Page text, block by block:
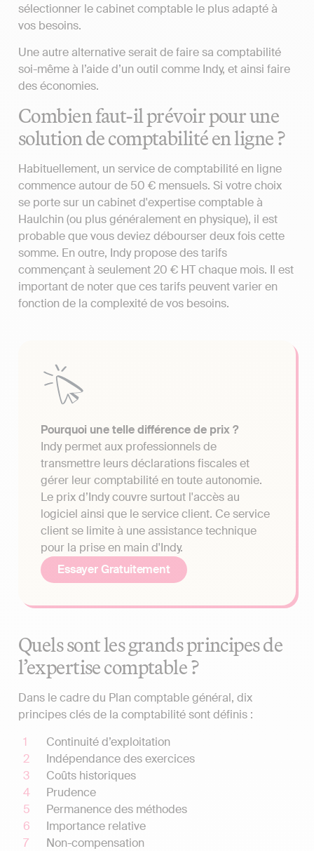
sélectionner le cabinet comptable le plus adapté à
vos besoins.
Une autre alternative serait de faire sa comptabilité
soi-même à l’aide d’un outil comme Indy, et ainsi faire
des économies.
Combien faut-il prévoir pour une
solution de comptabilité en ligne ?
Habituellement, un service de comptabilité en ligne
commence autour de 50 € mensuels. Si votre choix
se porte sur un cabinet d'expertise comptable à
Haulchin (ou plus généralement en physique), il est
probable que vous deviez débourser deux fois cette
somme. En outre, Indy propose des tarifs
commençant à seulement 20 € HT chaque mois. Il est
important de noter que ces tarifs peuvent varier en
fonction de la complexité de vos besoins.
Pourquoi une telle différence de prix ?
Indy permet aux professionnels de
transmettre leurs déclarations fiscales et
gérer leur comptabilité en toute autonomie.
Le prix d’Indy couvre surtout l'accès au
logiciel ainsi que le service client. Ce service
client se limite à une assistance technique
pour la prise en main d'Indy.
Essayer Gratuitement
Quels sont les grands principes de
l’expertise comptable ?
Dans le cadre du Plan comptable général, dix
principes clés de la comptabilité sont définis :
Continuité d’exploitation
Indépendance des exercices
Coûts historiques
Prudence
Permanence des méthodes
Importance relative
Non-compensation